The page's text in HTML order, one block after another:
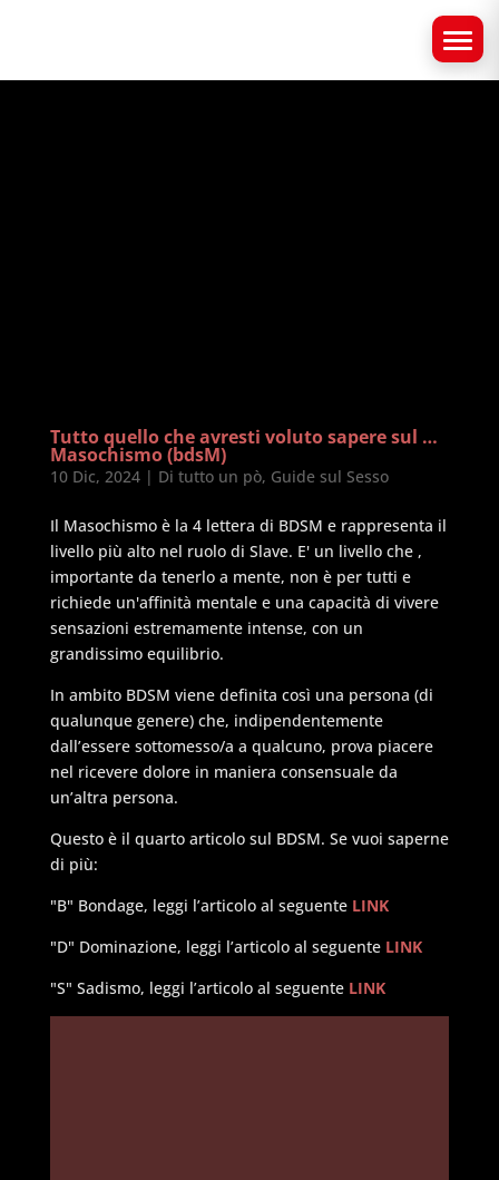
Tutto quello che avresti voluto sapere sul …
Masochismo (bdsM)
10 Dic, 2024| Di tutto un pò, Guide sul Sesso
Il Masochismo è la 4 lettera di BDSM e rappresenta il
livello più alto nel ruolo di Slave. E' un livello che ,
importante da tenerlo a mente, non è per tutti e
richiede un'affinità mentale e una capacità di vivere
sensazioni estremamente intense, con un
grandissimo equilibrio.
In ambito BDSM viene definita così una persona (di
qualunque genere) che, indipendentemente
dall’essere sottomesso/a a qualcuno, prova piacere
nel ricevere dolore in maniera consensuale da
un’altra persona.
Questo è il quarto articolo sul BDSM. Se vuoi saperne
di più:
"B" Bondage, leggi l’articolo al seguente LINK
"D" Dominazione, leggi l’articolo al seguente LINK
"S" Sadismo, leggi l’articolo al seguente LINK